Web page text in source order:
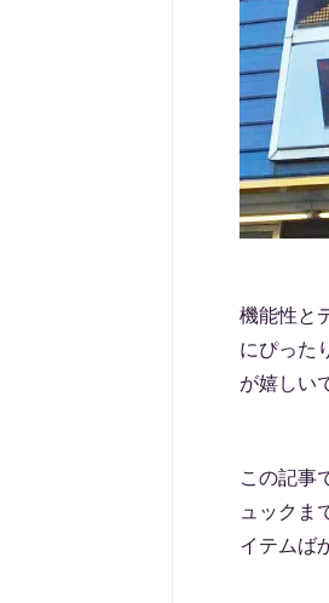
機能性と
にぴった
が嬉しい
この記事
ュックま
イテムば